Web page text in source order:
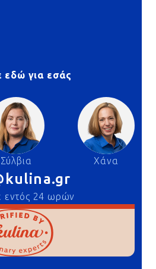
εδώ για εσάς
Σύλβια Χάνα
εντός 24 ωρών